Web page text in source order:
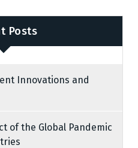
Posts
Innovations and
of the Global Pandemic